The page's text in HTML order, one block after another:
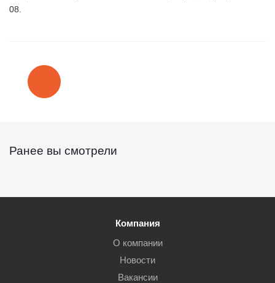
08.
Ранее вы смотрели
Компания
О компании
Новости
Вакансии